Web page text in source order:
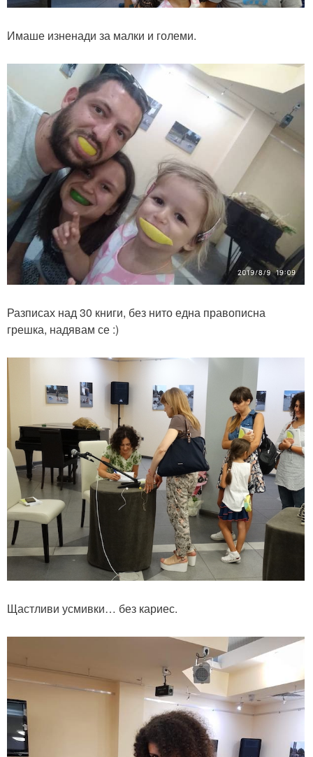
Имаше изненади за малки и големи.
Разписах над 30 книги, без нито една правописна
грешка, надявам се :)
Щастливи усмивки… без кариес.